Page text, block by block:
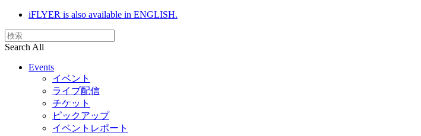
iFLYER is also available in ENGLISH.
Search All
Events
イベント
ライブ配信
チケット
ピックアップ
イベントレポート